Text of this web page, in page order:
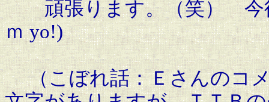
頑張ります。（笑） 今
ｍ yo!)
（こぼれ話：Ｅさんのコメ